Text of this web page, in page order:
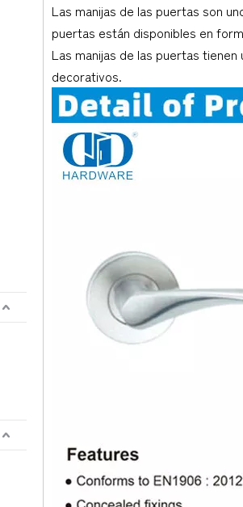
Las manijas de las puertas son
puertas están disponibles en
Las manijas de las puertas
decorativos.